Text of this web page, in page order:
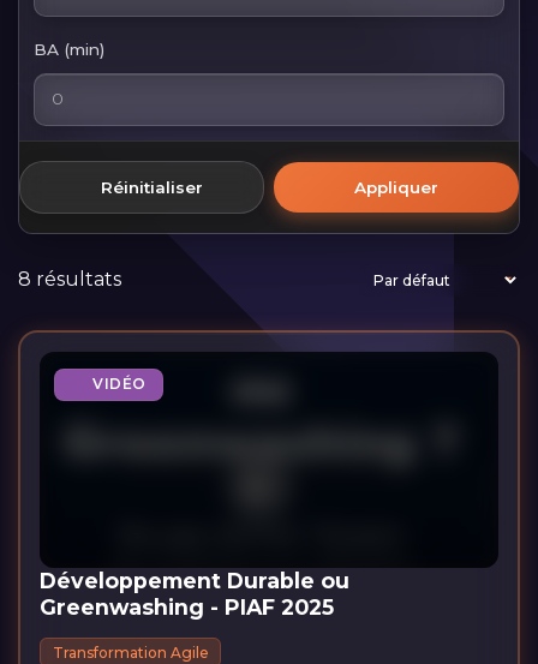
BA (min)
Réinitialiser Appliquer
8 résultats
VIDÉO
Développement Durable ou
Greenwashing - PIAF 2025
Transformation Agile